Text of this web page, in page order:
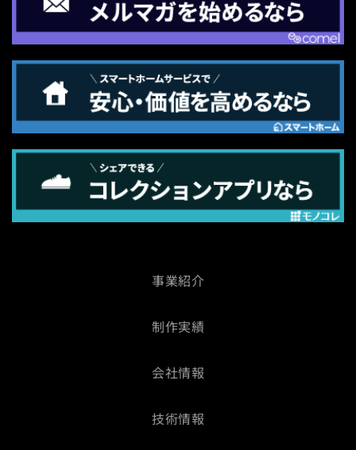
事業紹介
制作実績
会社情報
技術情報